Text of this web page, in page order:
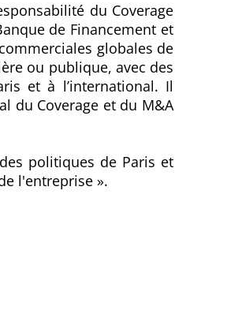
du Coverage
de Financement et
globales de
ou publique, avec des
et à l’international. Il
du Coverage et du M&A
politiques de Paris et
l'entreprise ».